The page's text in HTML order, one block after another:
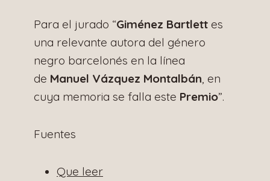
Para el jurado “Giménez Bartlett es
una relevante autora del género
negro barcelonés en la línea
de Manuel Vázquez Montalbán , en
cuya memoria se falla este Premio”.
Fuentes
Que leer